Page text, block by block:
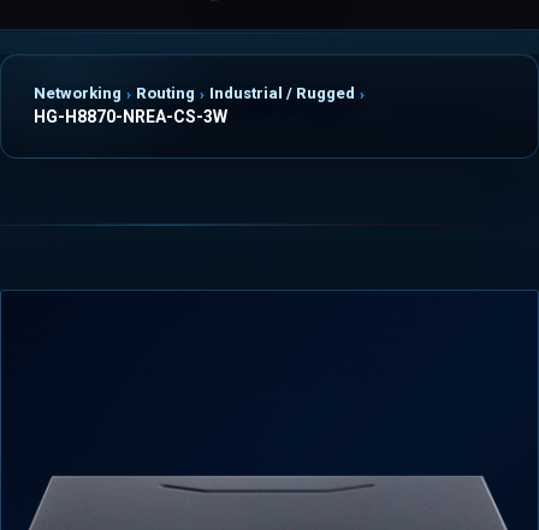
Networking Routing Industrial / Rugged
HG-H8870-NREA-CS-3W